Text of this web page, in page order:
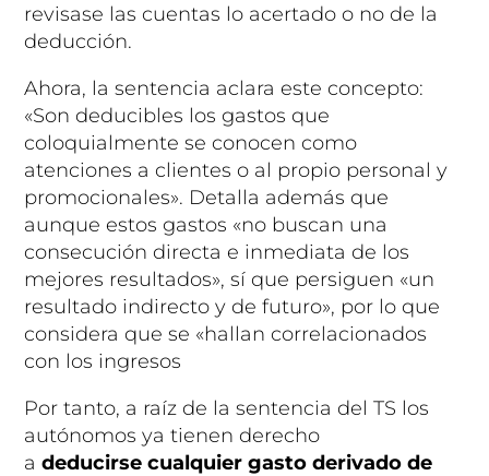
revisase las cuentas lo acertado o no de la
deducción.
Ahora, la sentencia aclara este concepto:
«Son deducibles los gastos que
coloquialmente se conocen como
atenciones a clientes o al propio personal y
promocionales». Detalla además que
aunque estos gastos «no buscan una
consecución directa e inmediata de los
mejores resultados», sí que persiguen «un
resultado indirecto y de futuro», por lo que
considera que se «hallan correlacionados
con los ingresos
Por tanto, a raíz de la sentencia del TS los
autónomos ya tienen derecho
adeducirse cualquier gasto derivado de